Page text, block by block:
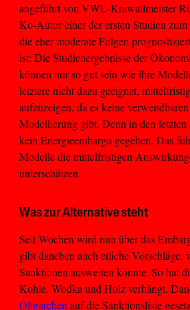
angeführt von VWL-Krawallmeister
Ko-Autor einer der ersten Studien
die eher moderate Folgen
ist: Die Studienergebnisse der
können nur so gut sein wie ihre
letztere nicht dazu geeignet,
aufzuzeigen, da es keine
Modellierung gibt. Denn in den letzten
kein Energieembargo gegeben. Das
Modelle die mittelfristigen
unterschätzen.
Was zur Alternative steht
Seit Wochen wird nun über das
gibt daneben auch etliche Vorschläge,
Sanktionen ausweiten könnte. So hat
Kohle, Wodka und Holz verhängt.
Oligarchen auf die Sanktionsliste